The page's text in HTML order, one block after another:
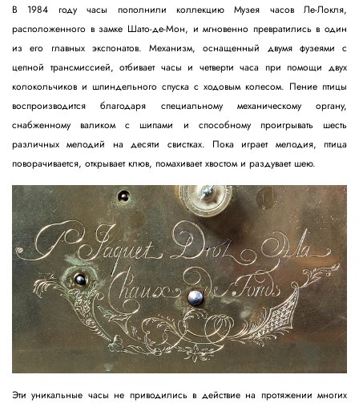
В 1984 году часы пополнили коллекцию Музея часов Ле-Локля,
расположенного в замке Шато-де-Мон, и мгновенно превратились в один
из его главных экспонатов. Механизм, оснащенный двумя фузеями с
цепной трансмиссией, отбивает часы и четверти часа при помощи двух
колокольчиков и шпиндельного спуска с ходовым колесом. Пение птицы
воспроизводится благодаря специальному механическому органу,
снабженному валиком с шипами и способному проигрывать шесть
различных мелодий на десяти свистках. Пока играет мелодия, птица
поворачивается, открывает клюв, помахивает хвостом и раздувает шею.
Эти уникальные часы не приводились в действие на протяжении многих